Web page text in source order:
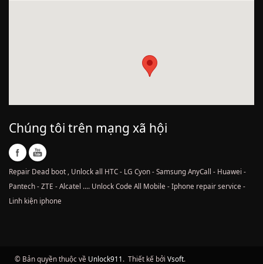
Chúng tôi trên mạng xã hội
Repair Dead boot , Unlock all HTC - LG Cyon - Samsung AnyCall - Huawei -
Pantech - ZTE - Alcatel .... Unlock Code All Mobile - Iphone repair service -
Linh kiện iphone
© Bản quyền thuộc về Unlock911. Thiết kế bởi Vsoft.